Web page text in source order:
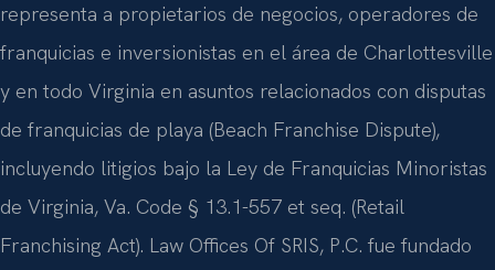
representa a propietarios de negocios, operadores de
franquicias e inversionistas en el área de Charlottesville
y en todo Virginia en asuntos relacionados con disputas
de franquicias de playa (Beach Franchise Dispute),
incluyendo litigios bajo la Ley de Franquicias Minoristas
de Virginia, Va. Code § 13.1-557 et seq. (Retail
Franchising Act). Law Offices Of SRIS, P.C. fue fundado